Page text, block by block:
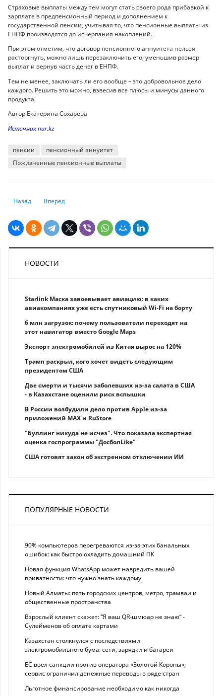
Страховые выплаты между тем могут стать своего рода прибавкой к
зарплате в предпенсионный период и дополнением к
государственной пенсии, учитывая то, что пенсионные выплаты из
ЕНПФ производятся до исчерпания накоплений.
При этом отметим, что договор пенсионного аннуитета нельзя
расторгнуть, можно лишь перезаключить его, уменьшив размер
выплат и вернув часть денег в ЕНПФ.
Тем не менее, заключать ли его вообще – это добровольное дело
каждого. Решить это можно, взвесив все плюсы и минусы данного
продукта.
Автор Екатерина Сохарева
Источник nur.kz
пенсии
пенсионный аннуитет
Пожизненные пенсионные выплаты
Предыдущий: Как переписать недвижимость на жену или на другого
Назад Следующий: Арендодатель VS арендатор: кто платит за
Вперед
НОВОСТИ
Starlink Маска завоевывает авиацию: в каких
авиакомпаниях уже есть спутниковый Wi-Fi на борту
6 млн загрузок: почему пользователи переходят на
этот навигатор вместо Google Maps
Экспорт электромобилей из Китая вырос на 120%
Трамп раскрыл, кого хочет видеть следующим
президентом США
Две смерти и тысячи заболевших из-за салата в США
- в Казахстане оценили риск вспышки
В России возбудили дело против Apple из-за
приложений MAX и RuStore
"Буллинг никуда не исчез". Что показала экспертная
оценка госпрограммы "ДосболLike"
США готовят закон об экстренном отключении ИИ
ПОПУЛЯРНЫЕ НОВОСТИ
90% компьютеров перегреваются из-за этих банальных
ошибок: как быстро охладить домашний ПК
Новая функция WhatsApp может навредить вашей
приватности: что нужно знать каждому
Новый Алматы: пять городских центров, метро, трамваи и
общественные пространства
Взрослый клиент скажет: “Я ваш QR-шмюар не знаю“ -
Сулейменов об оплате картами
Казахстан столкнулся с последствиями
электромобильного бума: сети, зарядки и батареи
ЕС ввел санкции против оператора «Золотой Короны»,
сервис ограничил денежные переводы в ряде стран
Льготное финансирование необходимо как никогда